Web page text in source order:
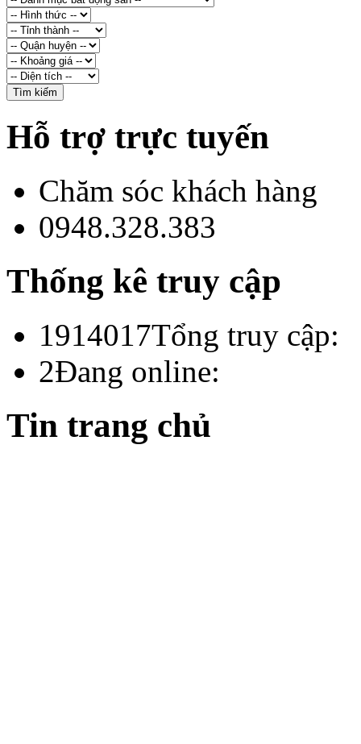
Hỗ trợ trực tuyến
Chăm sóc khách hàng
0948.328.383
Thống kê truy cập
1914017Tổng truy cập:
2Đang online:
Tin trang chủ